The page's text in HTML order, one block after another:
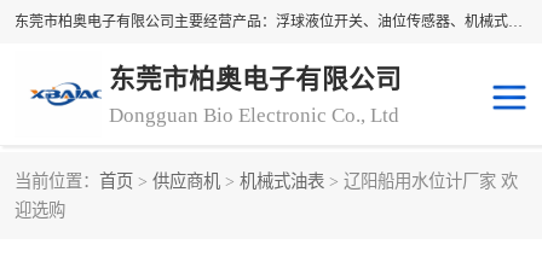
东莞市柏奥电子有限公司主要经营产品：浮球液位开关、油位传感器、机械式油表、浮球液位计、水位控制浮球阀、料位开关，水流开关、油水位控制配套仪表等。柏奥电子，您可信赖的合作伙伴
东莞市柏奥电子有限公司
Dongguan Bio Electronic Co., Ltd
当前位置： 首页 > 供应商机 > 机械式油表 > 辽阳船用水位计厂家 欢
迎选购
浮球液位开关